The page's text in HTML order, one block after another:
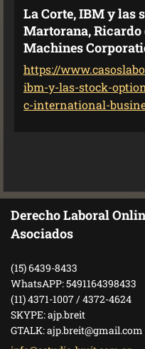
La Corte, IBM y las
Martorana,
Machines
https://
ibm-y-las-stock-
c-international-
Derecho Laboral
Asociados
(15) 6439-8433
WhatsAPP: 5491164398433
(11) 4371-1007 / 4372-4624
SKYPE: ajp.breit
GTALK: ajp.breit@gmail.com